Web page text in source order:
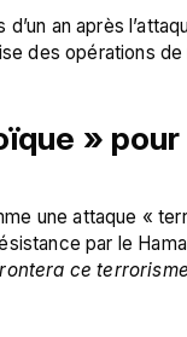
an après
des opérations
»
une attaque «
par le
ce